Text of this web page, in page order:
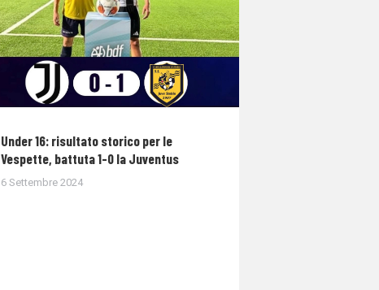
Under 16: risultato storico per le
Vespette, battuta 1-0 la Juventus
6 Settembre 2024